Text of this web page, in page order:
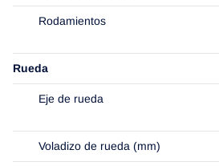
Rodamientos
Rueda
Eje de rueda
Voladizo de rueda (mm)